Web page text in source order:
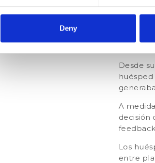
Deny
El
El
Desde
huésped
A
decisión
Los
entre